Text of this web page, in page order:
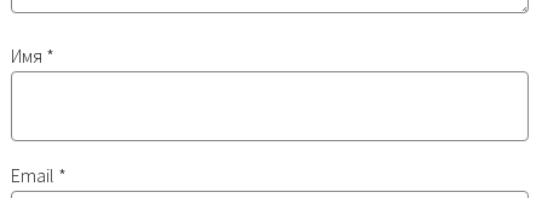
Имя *
Email *